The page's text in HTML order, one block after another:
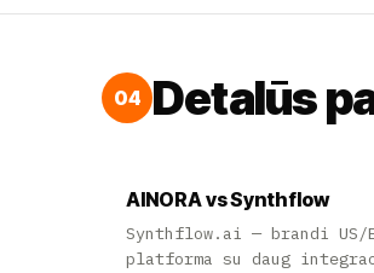
04 Detalūs
AINORA vs Synthflow
Synthflow.ai — brandi US/
platforma su daug